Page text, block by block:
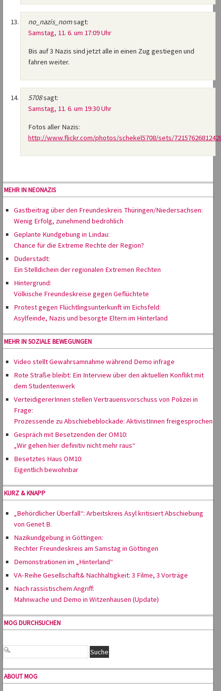
no_nazis_nomsagt:
Samstag, 11. 6. um 17:09 Uhr
Bis auf 3 Nazis sind jetzt alle in einen Zug gestiegen und
fahren weiter.
5708sagt:
Samstag, 11. 6. um 19:30 Uhr
Fotos aller Nazis:
http://www.flickr.com/photos/schekel5708/sets/
MEHR IN NEONAZIS
Gastbeitrag über den Freundeskreis Thüringen/Niedersachsen:
Wenig Erfolg, zunehmend bedrohlich
Geplante Kundgebung in Lindau:
Chance für die Extreme Rechte der Region?
Duderstadt:
Ein Stelldichein der regionalen Extremen Rechten
Hintergrund:
Völkische Freundeskreise gegen Geflüchtete
Protest gegen Flüchtlingsunterkunft im Eichsfeld:
Asylfeinde, Nazis und besorgte Eltern im Hinterland
MEHR IN SOZIALE BEWEGUNGEN
Video stellt Gewahrsamnahme während Demo infrage
Rote Straße bleibt: Ein Interview über den aktuellen Konflikt mit
dem Studentenwerk
VerteidigererInnen stellen Vertrauensvorschuss von Polizei in
Frage:
Prozessende zu Abschiebeblockade: AktivistInnen freigesprochen
Gespräch mit Besetzenden der OM10:
„Wir gehen hier definitiv nicht mehr raus“
Besetztes Haus OM10:
Eigentlich bewohnbar
KURZ & KNAPP
„Behördlicher Überfall“: Arbeitskreis Asyl kritisiert Abschiebung
von Genet B.
Nazikundgebung in Göttingen:
Rechter Freundeskreis am Samstag in Göttingen
Demonstrationen im „Hinterland“
VA-Reihe Gesellschaft& Nachhaltigkeit: 3 Filme, 3 Vorträge
Nach rassistischem Angriff:
Mahnwache und Demo in Witzenhausen (Update)
MOG DURCHSUCHEN
ABOUT MOG